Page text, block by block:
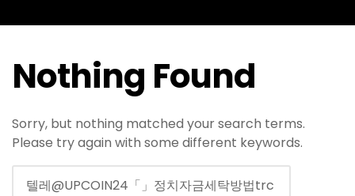
Nothing Found
Sorry, but nothing matched your search terms.
Please try again with some different keywords.